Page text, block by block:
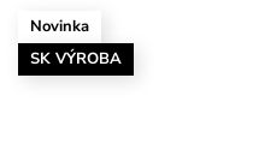
Novinka
SK VÝROBA